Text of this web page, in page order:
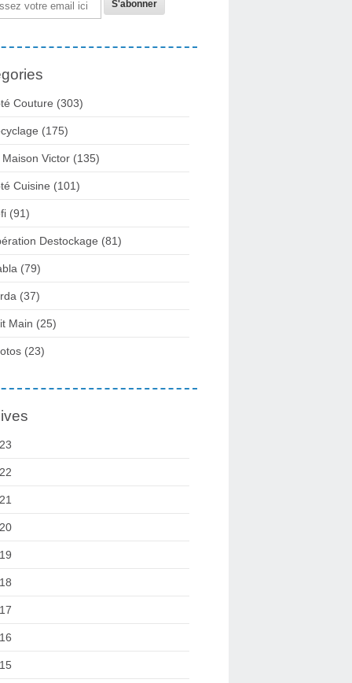
Couture (303)
(175)
Maison Victor (135)
Cuisine (101)
(91)
Destockage (81)
(79)
(37)
Main (25)
(23)